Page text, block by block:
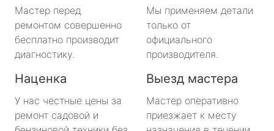
Мастер перед
ремонтом совершенно
бесплатно производит
диагностику.
Мы применяем детали
только от
официального
производителя.
Наценка
У нас честные цены за
ремонт садовой и
Выезд мастера
Мастер оперативно
приезжает к месту